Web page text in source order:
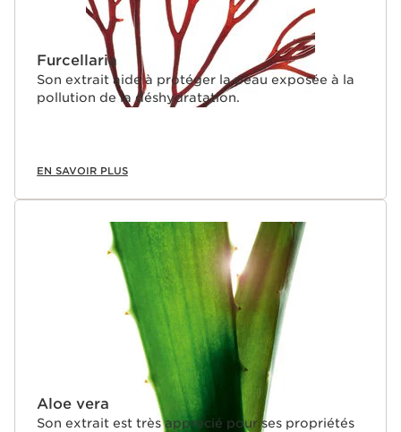
Furcellaria
Son extrait aide à protéger la peau exposée à la
pollution de la déshydratation.
EN SAVOIR PLUS
Aloe vera
Son extrait est très apprécié pour ses propriétés